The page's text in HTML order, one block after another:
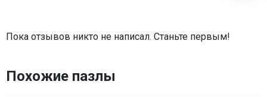
Пока отзывов никто не написал. Станьте первым!
Похожие пазлы